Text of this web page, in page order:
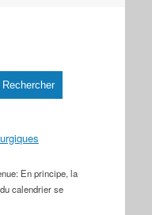
Rechercher
En principe, la
calendrier se